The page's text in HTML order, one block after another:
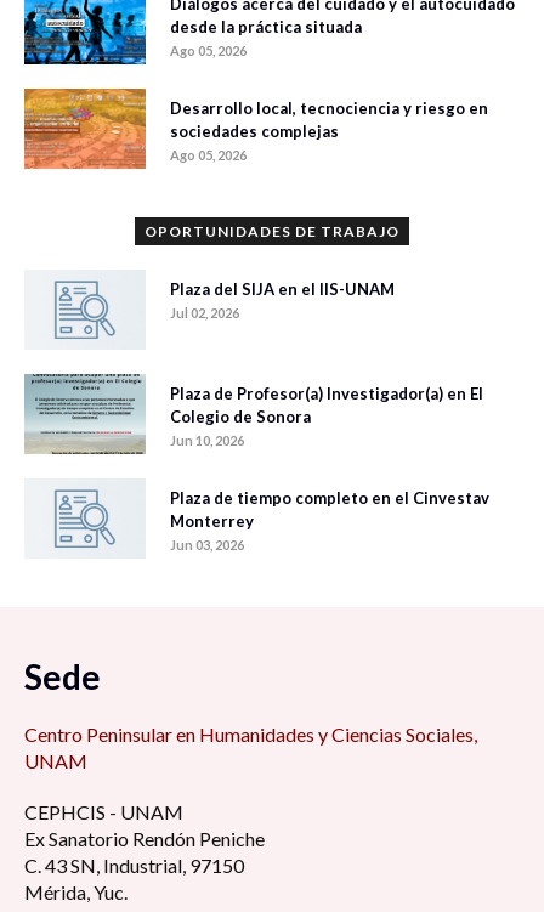
desde la práctica situada
Ago 05, 2026
Desarrollo local, tecnociencia y riesgo en
sociedades complejas
Ago 05, 2026
OPORTUNIDADES DE TRABAJO
Plaza del SIJA en el IIS-UNAM
Jul 02, 2026
Plaza de Profesor(a) Investigador(a) en El
Colegio de Sonora
Jun 10, 2026
Plaza de tiempo completo en el Cinvestav
Monterrey
Jun 03, 2026
Sede
Centro Peninsular en Humanidades y Ciencias Sociales,
UNAM
CEPHCIS - UNAM
Ex Sanatorio Rendón Peniche
C. 43 SN, Industrial, 97150
Mérida, Yuc.